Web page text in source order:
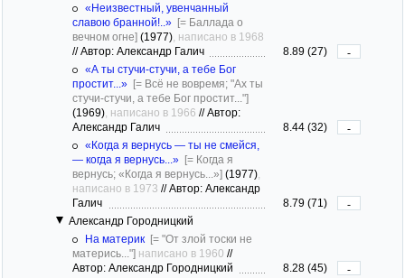
«Неизвестный, увенчанный
славою бранной!..» [= Баллада о
вечном огне] (1977) , написано в 1968
//Автор: Александр Галич 8.89 (27)
-
«А ты стучи-стучи, а тебе Бог
простит...» [= Всё не вовремя; "Ах ты
стучи-стучи, а тебе Бог простит..."]
(1969) , написано в 1966 //Автор:
Александр Галич
8.44 (32)
-
«Когда я вернусь — ты не смейся,
— когда я вернусь...» [= Когда я
вернусь; «Когда я вернусь...»] (1977)
написано в 1973 //Автор: Александр
Галич
8.79 (71)
-
Александр Городницкий
На материк [= "От злой тоски не
матерись..."] написано в 1960 //
Автор: Александр Городницкий
8.28 (45)
-